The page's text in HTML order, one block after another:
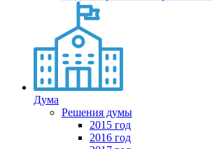
Дума
Решения думы
2015 год
2016 год